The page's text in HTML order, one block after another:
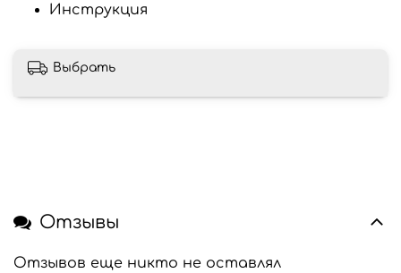
Инструкция
Выбрать
Отзывы
Отзывов еще никто не оставлял